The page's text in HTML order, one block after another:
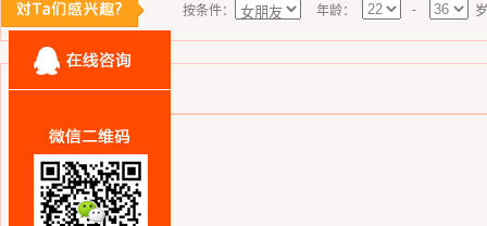
按条件： 年龄： - 岁
商务合作